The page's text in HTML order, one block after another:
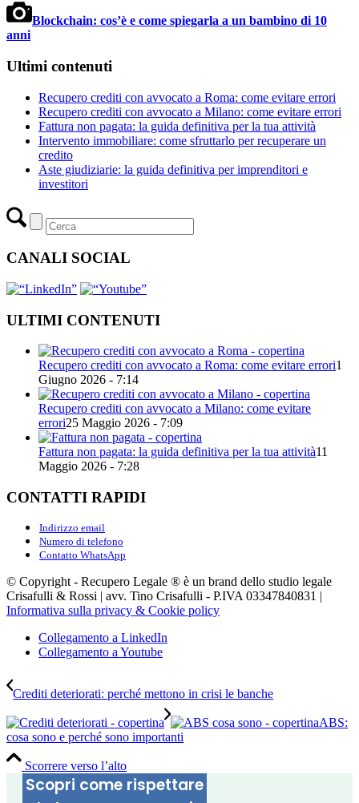
Blockchain: cos’è e come spiegarla a un bambino di 10
anni
Ultimi contenuti
Recupero crediti con avvocato a Roma: come evitare errori
Recupero crediti con avvocato a Milano: come evitare errori
Fattura non pagata: la guida definitiva per la tua attività
Intervento immobiliare: come sfruttarlo per recuperare un
credito
Aste giudiziarie: la guida definitiva per imprenditori e
investitori
CANALI SOCIAL
ULTIMI CONTENUTI
Recupero crediti con avvocato a Roma: come evitare errori1
Giugno 2026 - 7:14
Recupero crediti con avvocato a Milano: come evitare
errori25 Maggio 2026 - 7:09
Fattura non pagata: la guida definitiva per la tua attività11
Maggio 2026 - 7:28
CONTATTI RAPIDI
Indirizzo email
Numero di telefono
Contatto WhatsApp
© Copyright - Recupero Legale ® è un brand dello studio legale
Crisafulli & Rossi | avv. Tino Crisafulli - P.IVA 03347840831 |
Informativa sulla privacy & Cookie policy
Collegamento a LinkedIn
Collegamento a Youtube
Crediti deteriorati: perché mettono in crisi le banche
ABS:
cosa sono e perché sono importanti
Scorrere verso l’alto
Scopri come rispettare